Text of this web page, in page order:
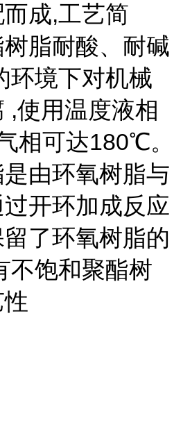
成,工艺简
脂耐酸、耐碱
环境下对机械
,使用温度液相
相可达180℃。
由环氧树脂与
开环加成反应
了环氧树脂的
不饱和聚酯树